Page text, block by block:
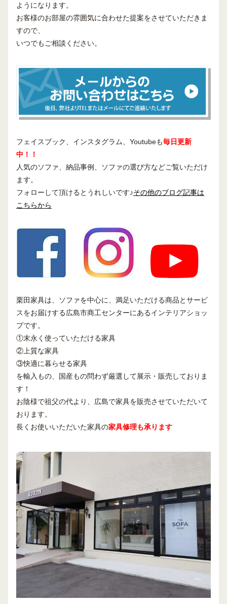
ようになります。
お客様のお部屋の雰囲気に合わせた提案をさせていただきま
すので、
いつでもご相談ください。
フェイスブック、インスタグラム、Youtubeも毎日更新
中！！
人気のソファ、納品事例、ソファの選び方などご覧いただけ
ます。
フォローして頂けるとうれしいです♪その他のブログ記事は
こちらから
栗田家具は、ソファを中心に、満足いただける商品とサービ
スをお届けする広島市商工センターにあるインテリアショッ
プです。
①末永く使っていただける家具
②上質な家具
③快適に暮らせる家具
を輸入もの、国産もの問わず厳選して展示・販売しておりま
す！
お陰様で祖父の代より、広島で家具を販売させていただいて
おります。
長くお使いいただいた家具の家具修理も承ります